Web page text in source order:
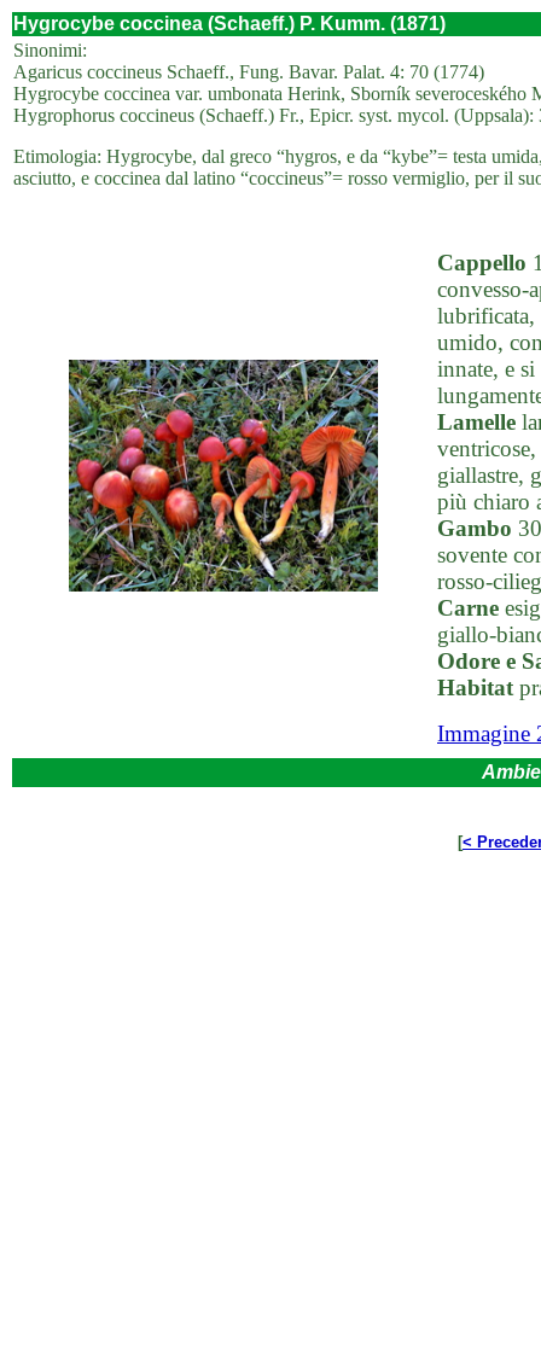
Hygrocybe coccinea (Schaeff.) P. Kumm. (1871)
Sinonimi:
Agaricus coccineus Schaeff., Fung. Bavar. Palat. 4: 70 (1774)
Hygrocybe coccinea var. umbonata Herink, Sborník severoceského
Hygrophorus coccineus (Schaeff.) Fr., Epicr. syst. mycol. (Uppsala):
Etimologia: Hygrocybe, dal greco “hygros, e da “kybe”= testa
asciutto, e coccinea dal latino “coccineus”= rosso vermiglio, per il
Cappello
convesso-
lubrificata,
umido,
innate, e
Lamelle
giallastre,
più chiaro
Gambo
sovente
rosso-
Carne
giallo-
Odore e
Habitat
Immagine
[<